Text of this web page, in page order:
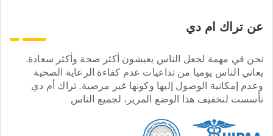
عن تراك ام دي
نحن في مهمة لجعل الناس يعيشون أكثر صحة وأكثر سعادة.
يعاني الناس يوميا من تداعيات عدم كفاءة الرعاية الصحية
وعدم إمكانية الوصول إليها وكونها غير مرضية. تراك أم دي
تأسست لتخفيف هذا الوضع المرير، لجميع الناس